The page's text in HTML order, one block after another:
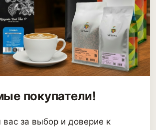
покупатели!
вас за выбор и доверие к